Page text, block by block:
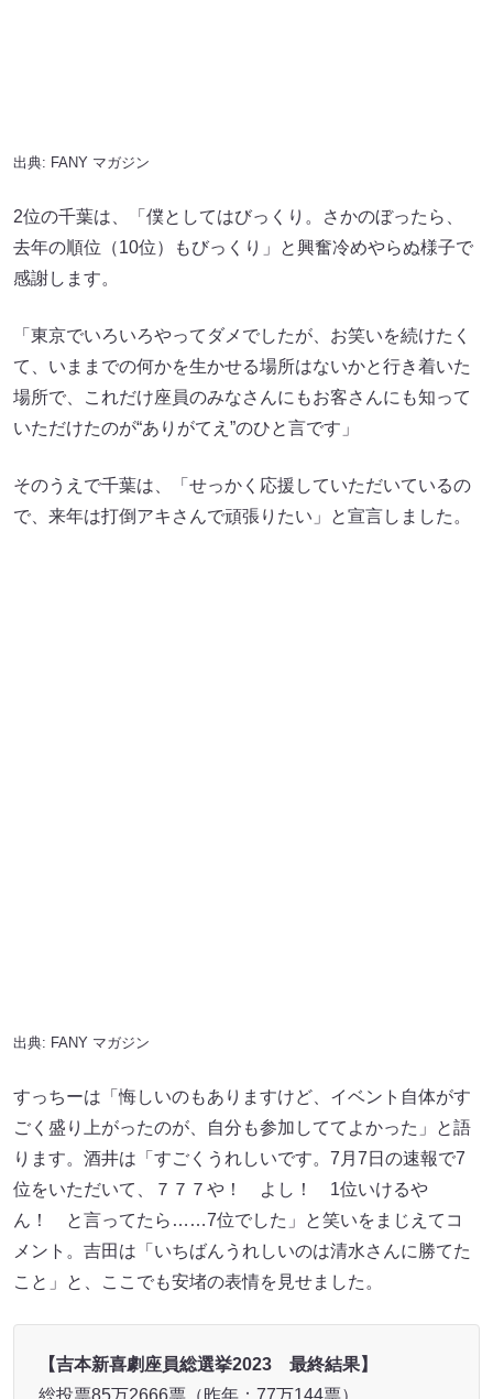
て、いままでの何かを生かせる場所はないかと行き着いた
場所で、これだけ座員のみなさんにもお客さんにも知って
いただけたのが“ありがてえ”のひと言です」
そのうえで千葉は、「せっかく応援していただいているの
で、来年は打倒アキさんで頑張りたい」と宣言しました。
【吉本新喜劇座員総選挙2023 最終結果】
総投票85万2666票（昨年：77万144票）
1位 アキ（50,002票）
2位 千葉公平（48,494票）
3位 すっちー（47,254票）
4位 山田花子（37,380票）
5位 島田珠代（35,668票）
6位 辻本茂雄（34,967票）
7位 酒井藍（34,798票）
8位 吉田裕（28,587票）
9位 清水けんじ（27,658票）